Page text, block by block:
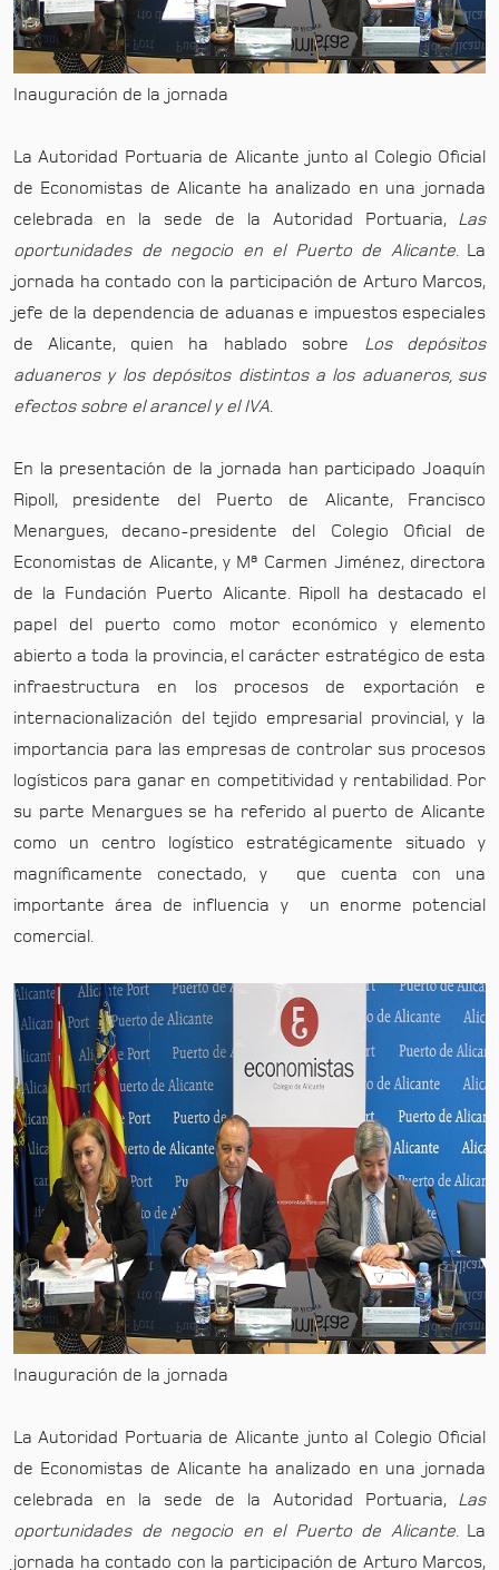
Inauguración de la jornada
La Autoridad Portuaria de Alicante junto al Colegio Oficial
de Economistas de Alicante ha analizado en una jornada
celebrada en la sede de la Autoridad Portuaria, Las
oportunidades de negocio en el Puerto de Alicante. La
jornada ha contado con la participación de Arturo Marcos,
jefe de la dependencia de aduanas e impuestos especiales
de Alicante, quien ha hablado sobre Los depósitos
aduaneros y los depósitos distintos a los aduaneros, sus
efectos sobre el arancel y el IVA
En la presentación de la jornada han participado Joaquín
Ripoll, presidente del Puerto de Alicante, Francisco
Menargues, decano-presidente del Colegio Oficial de
Economistas de Alicante, y Mª Carmen Jiménez, directora
de la Fundación Puerto Alicante. Ripoll ha destacado el
papel del puerto como motor económico y elemento
abierto a toda la provincia, el carácter estratégico de esta
infraestructura en los procesos de exportación e
internacionalización del tejido empresarial provincial, y la
importancia para las empresas de controlar sus procesos
logísticos para ganar en competitividad y rentabilidad. Por
su parte Menargues se ha referido al puerto de Alicante
como un centro logístico estratégicamente situado y
magníficamente conectado, y que cuenta con una
importante área de influencia y un enorme potencial
comercial.
Inauguración de la jornada
La Autoridad Portuaria de Alicante junto al Colegio Oficial
de Economistas de Alicante ha analizado en una jornada
celebrada en la sede de la Autoridad Portuaria, Las
oportunidades de negocio en el Puerto de Alicante. La
jornada ha contado con la participación de Arturo Marcos,